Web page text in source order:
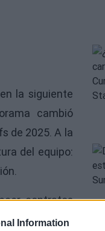
Information
en la siguiente
cambió
de 2025. A la
del equipo:
contratos
a